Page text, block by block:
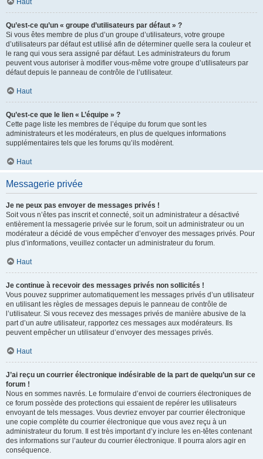
Haut
Qu’est-ce qu’un « groupe d’utilisateurs par défaut » ?
Si vous êtes membre de plus d’un groupe d’utilisateurs, votre groupe
d’utilisateurs par défaut est utilisé afin de déterminer quelle sera la couleur et
le rang qui vous sera assigné par défaut. Les administrateurs du forum
peuvent vous autoriser à modifier vous-même votre groupe d’utilisateurs par
défaut depuis le panneau de contrôle de l’utilisateur.
Haut
Qu’est-ce que le lien « L’équipe » ?
Cette page liste les membres de l’équipe du forum que sont les
administrateurs et les modérateurs, en plus de quelques informations
supplémentaires tels que les forums qu’ils modèrent.
Haut
Messagerie privée
Je ne peux pas envoyer de messages privés !
Soit vous n’êtes pas inscrit et connecté, soit un administrateur a désactivé
entièrement la messagerie privée sur le forum, soit un administrateur ou un
modérateur a décidé de vous empêcher d’envoyer des messages privés. Pour
plus d’informations, veuillez contacter un administrateur du forum.
Haut
Je continue à recevoir des messages privés non sollicités !
Vous pouvez supprimer automatiquement les messages privés d’un utilisateur
en utilisant les règles de messages depuis le panneau de contrôle de
l’utilisateur. Si vous recevez des messages privés de manière abusive de la
part d’un autre utilisateur, rapportez ces messages aux modérateurs. Ils
peuvent empêcher un utilisateur d’envoyer des messages privés.
Haut
J’ai reçu un courrier électronique indésirable de la part de quelqu’un sur ce
forum !
Nous en sommes navrés. Le formulaire d’envoi de courriers électroniques de
ce forum possède des protections qui essaient de repérer les utilisateurs
envoyant de tels messages. Vous devriez envoyer par courrier électronique
une copie complète du courrier électronique que vous avez reçu à un
administrateur du forum. Il est très important d’y inclure les en-têtes contenant
des informations sur l’auteur du courrier électronique. Il pourra alors agir en
conséquence.